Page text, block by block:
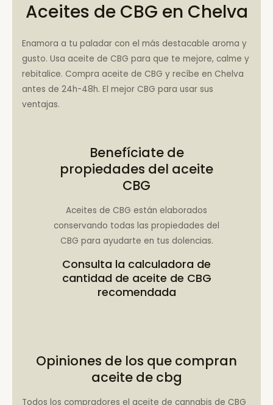
Aceites de CBG en Chelva
Enamora a tu paladar con el más destacable aroma y
gusto. Usa aceite de CBG para que te mejore, calme y
rebitalice. Compra aceite de CBG y recíbe en Chelva
antes de 24h-48h. El mejor CBG para usar sus
ventajas.
Benefíciate de
propiedades del aceite
CBG
Aceites de CBG están elaborados
conservando todas las propiedades del
CBG para ayudarte en tus dolencias.
Consulta la calculadora de
cantidad de aceite de CBG
recomendada
Opiniones de los que compran
aceite de cbg
Todos los compradores el aceite de cannabis de CBG